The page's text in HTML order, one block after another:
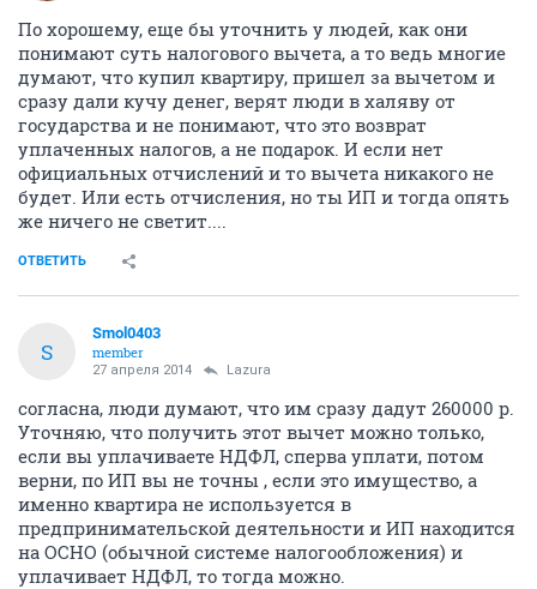
По хорошему, еще бы уточнить у людей, как они
понимают суть налогового вычета, а то ведь многие
думают, что купил квартиру, пришел за вычетом и
сразу дали кучу денег, верят люди в халяву от
государства и не понимают, что это возврат
уплаченных налогов, а не подарок. И если нет
официальных отчислений и то вычета никакого не
будет. Или есть отчисления, но ты ИП и тогда опять
же ничего не светит....
ОТВЕТИТЬ
S
Smol0403
member
27 апреля 2014 Lazura
согласна, люди думают, что им сразу дадут 260000 р.
Уточняю, что получить этот вычет можно только,
если вы уплачиваете НДФЛ, сперва уплати, потом
верни, по ИП вы не точны , если это имущество, а
именно квартира не используется в
предпринимательской деятельности и ИП находится
на ОСНО (обычной системе налогообложения) и
уплачивает НДФЛ, то тогда можно.